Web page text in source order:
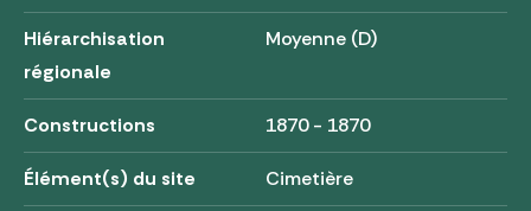
Hiérarchisation
régionale
Moyenne (D)
Constructions 1870 - 1870
Élément(s) du site Cimetière